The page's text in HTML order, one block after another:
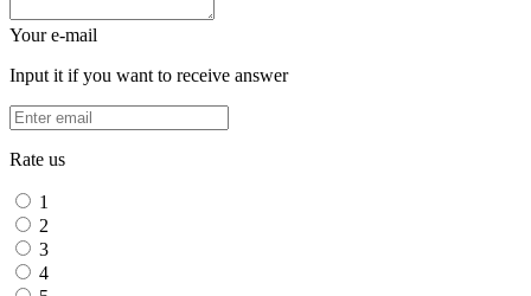
Your e-mail
Input it if you want to receive answer
Rate us
1
2
3
4